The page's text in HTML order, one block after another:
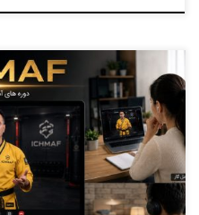
دان۱الی دان
علی اصغر علویمسئول برگزاری
بخش بانوان مدرس : آزیتا
هوشیار ثبت نام فقط از طریق